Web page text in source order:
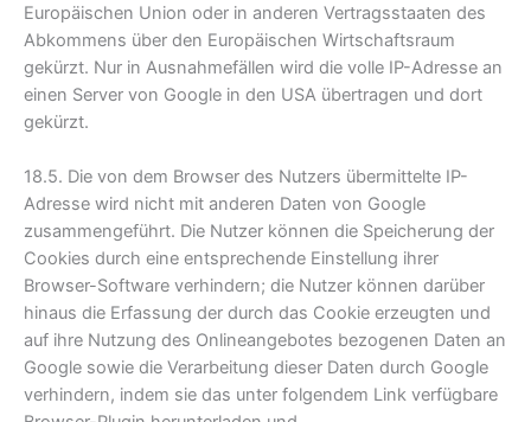
Europäischen Union oder in anderen Vertragsstaaten des
Abkommens über den Europäischen Wirtschaftsraum
gekürzt. Nur in Ausnahmefällen wird die volle IP-Adresse an
einen Server von Google in den USA übertragen und dort
gekürzt.
18.5. Die von dem Browser des Nutzers übermittelte IP-
Adresse wird nicht mit anderen Daten von Google
zusammengeführt. Die Nutzer können die Speicherung der
Cookies durch eine entsprechende Einstellung ihrer
Browser-Software verhindern; die Nutzer können darüber
hinaus die Erfassung der durch das Cookie erzeugten und
auf ihre Nutzung des Onlineangebotes bezogenen Daten an
Google sowie die Verarbeitung dieser Daten durch Google
verhindern, indem sie das unter folgendem Link verfügbare